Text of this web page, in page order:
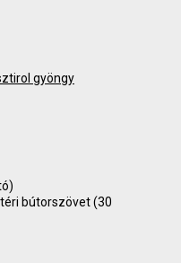
gyöngy
bútorszövet (30